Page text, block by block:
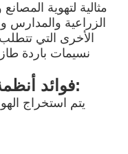
مثالية لتهوية
الزراعية والمدارس
الأخرى التي
نسيمات باردة
2فوائد أنظمة تهوية توربينات السطح: